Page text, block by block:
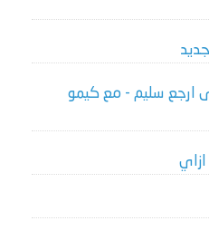
ارجع سليم - مع كيمو